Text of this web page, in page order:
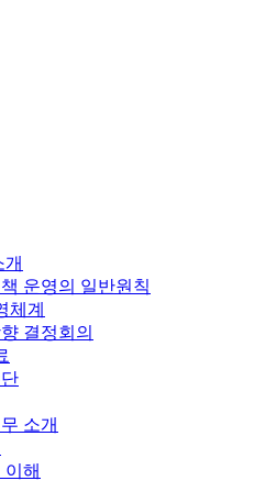
운영의 일반원칙
체계
결정회의
소개
이해